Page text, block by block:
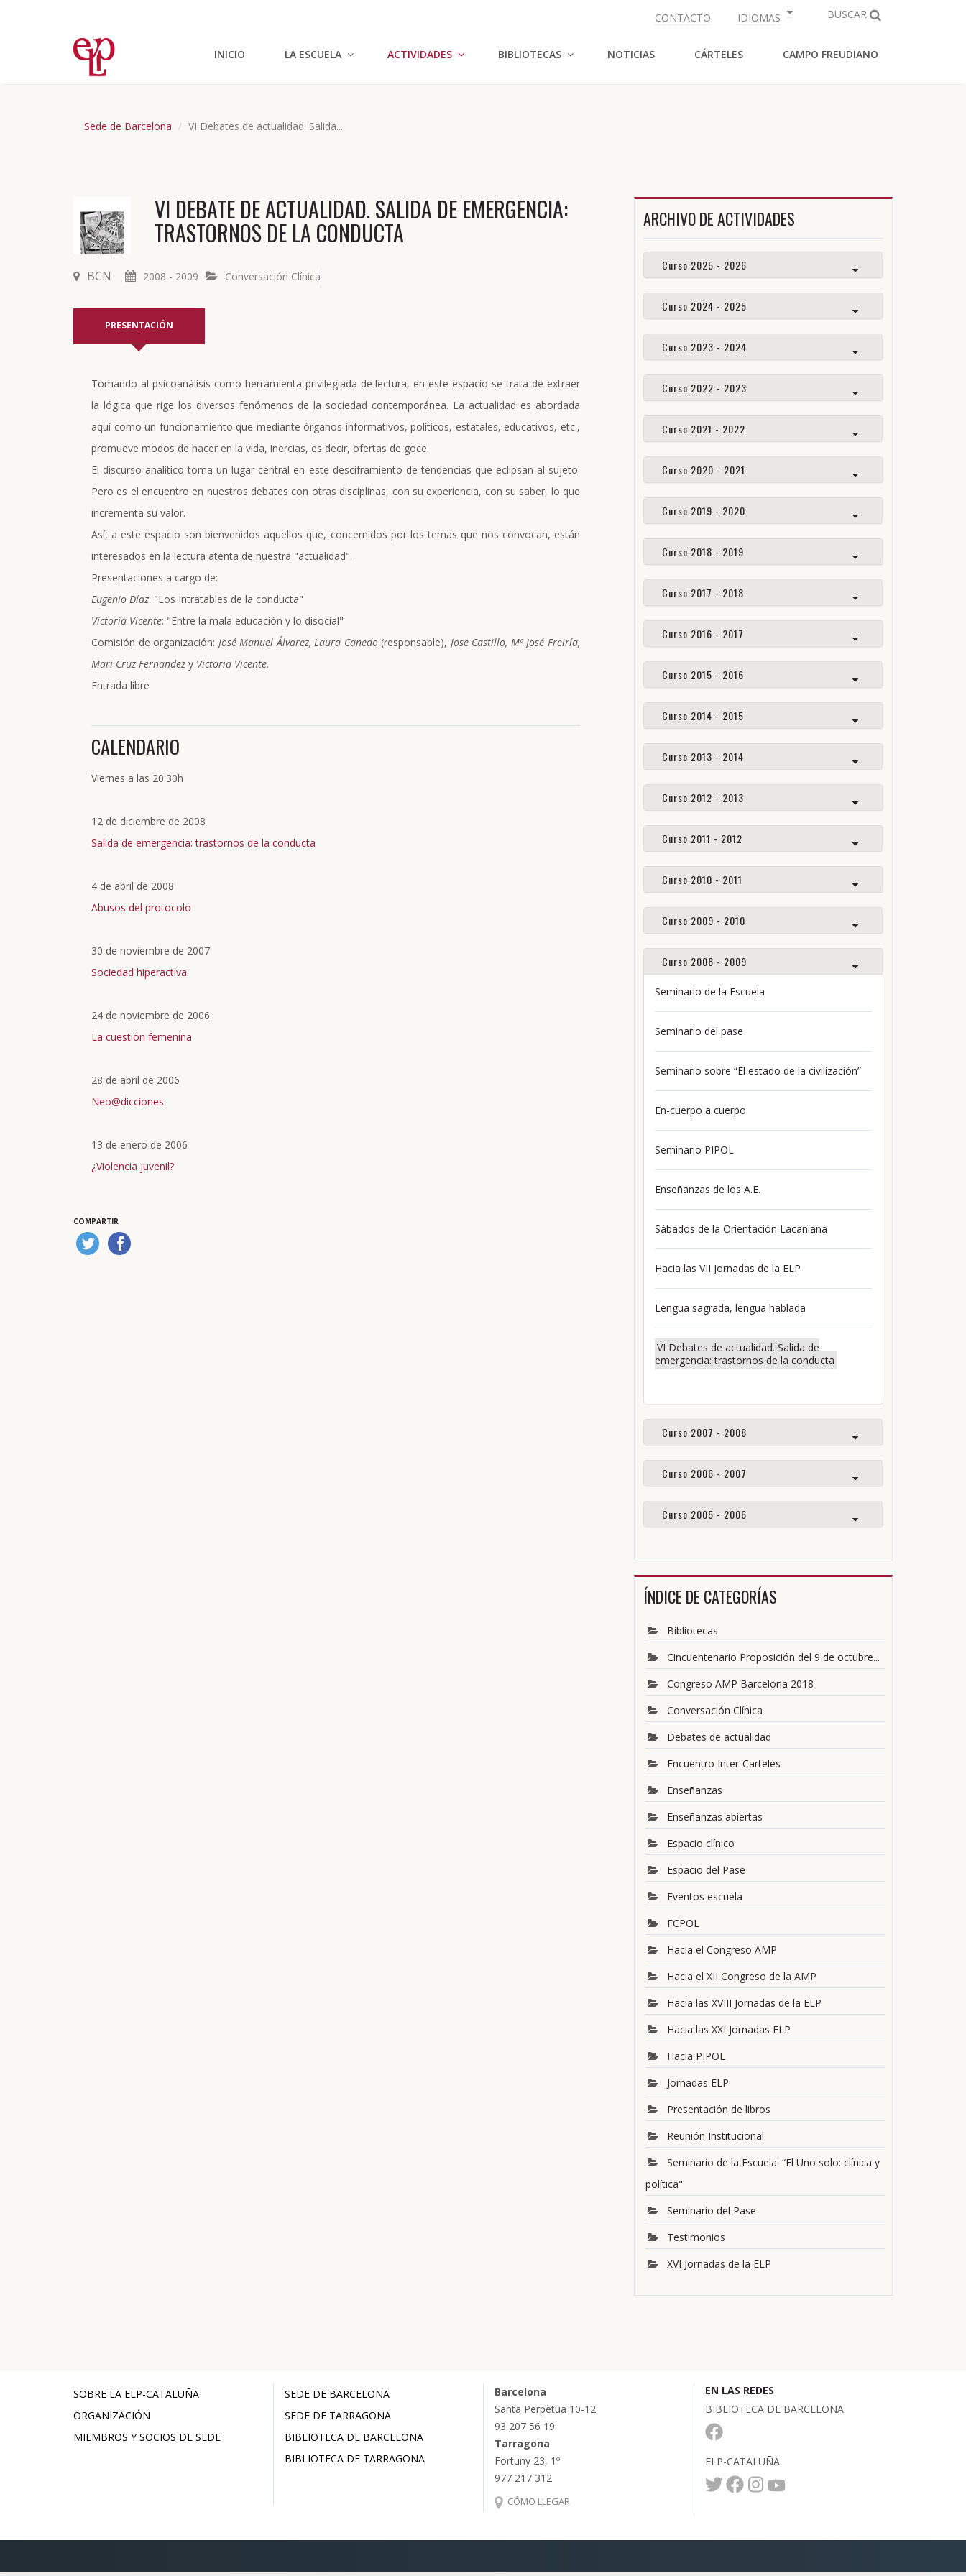
CONTACTO IDIOMAS BUSCAR
INICIO LA ESCUELA ACTIVIDADES BIBLIOTECAS NOTICIAS CÁRTELES CAMPO FREUDIANO
Sede de Barcelona VI Debates de actualidad. Salida...
VI DEBATE DE ACTUALIDAD. SALIDA DE EMERGENCIA:
TRASTORNOS DE LA CONDUCTA
BCN 2008 - 2009 Conversación Clínica
PRESENTACIÓN
Tomando al psicoanálisis como herramienta privilegiada de lectura, en este espacio se trata de extraer
la lógica que rige los diversos fenómenos de la sociedad contemporánea. La actualidad es abordada
aquí como un funcionamiento que mediante órganos informativos, políticos, estatales, educativos, etc.,
promueve modos de hacer en la vida, inercias, es decir, ofertas de goce.
El discurso analítico toma un lugar central en este desciframiento de tendencias que eclipsan al sujeto.
Pero es el encuentro en nuestros debates con otras disciplinas, con su experiencia, con su saber, lo que
incrementa su valor.
Así, a este espacio son bienvenidos aquellos que, concernidos por los temas que nos convocan, están
interesados en la lectura atenta de nuestra "actualidad".
Presentaciones a cargo de:
Eugenio Díaz: "Los Intratables de la conducta"
Victoria Vicente: "Entre la mala educación y lo disocial"
Comisión de organización: José Manuel Álvarez, Laura Canedo(responsable), Jose Castillo, Mª José Freiría,
Mari Cruz Fernandez y Victoria Vicente.
Entrada libre
CALENDARIO
Viernes a las 20:30h
12 de diciembre de 2008
Salida de emergencia: trastornos de la conducta
4 de abril de 2008
Abusos del protocolo
30 de noviembre de 2007
Sociedad hiperactiva
24 de noviembre de 2006
La cuestión femenina
28 de abril de 2006
Neo@dicciones
13 de enero de 2006
¿Violencia juvenil?
COMPARTIR
ARCHIVO DE ACTIVIDADES
Curso 2025 - 2026
Curso 2024 - 2025
Curso 2023 - 2024
Curso 2022 - 2023
Curso 2021 - 2022
Curso 2020 - 2021
Curso 2019 - 2020
Curso 2018 - 2019
Curso 2017 - 2018
Curso 2016 - 2017
Curso 2015 - 2016
Curso 2014 - 2015
Curso 2013 - 2014
Curso 2012 - 2013
Curso 2011 - 2012
Curso 2010 - 2011
Curso 2009 - 2010
Curso 2008 - 2009
Seminario de la Escuela
Seminario del pase
Seminario sobre “El estado de la civilización”
En-cuerpo a cuerpo
Seminario PIPOL
Enseñanzas de los A.E.
Sábados de la Orientación Lacaniana
Hacia las VII Jornadas de la ELP
Lengua sagrada, lengua hablada
VI Debates de actualidad. Salida de
emergencia: trastornos de la conducta
Curso 2007 - 2008
Curso 2006 - 2007
Curso 2005 - 2006
ÍNDICE DE CATEGORÍAS
Bibliotecas
Cincuentenario Proposición del 9 de octubre...
Congreso AMP Barcelona 2018
Conversación Clínica
Debates de actualidad
Encuentro Inter-Carteles
Enseñanzas
Enseñanzas abiertas
Espacio clínico
Espacio del Pase
Eventos escuela
FCPOL
Hacia el Congreso AMP
Hacia el XII Congreso de la AMP
Hacia las XVIII Jornadas de la ELP
Hacia las XXI Jornadas ELP
Hacia PIPOL
Jornadas ELP
Presentación de libros
Reunión Institucional
Seminario de la Escuela: “El Uno solo: clínica y
política"
Seminario del Pase
Testimonios
XVI Jornadas de la ELP
SOBRE LA ELP-CATALUÑA
ORGANIZACIÓN
MIEMBROS Y SOCIOS DE SEDE
SEDE DE BARCELONA
SEDE DE TARRAGONA
BIBLIOTECA DE BARCELONA
BIBLIOTECA DE TARRAGONA
Barcelona
Santa Perpètua 10-12
93 207 56 19
Tarragona
Fortuny 23, 1º
977 217 312
CÓMO LLEGAR
EN LAS REDES
BIBLIOTECA DE BARCELONA
ELP-CATALUÑA